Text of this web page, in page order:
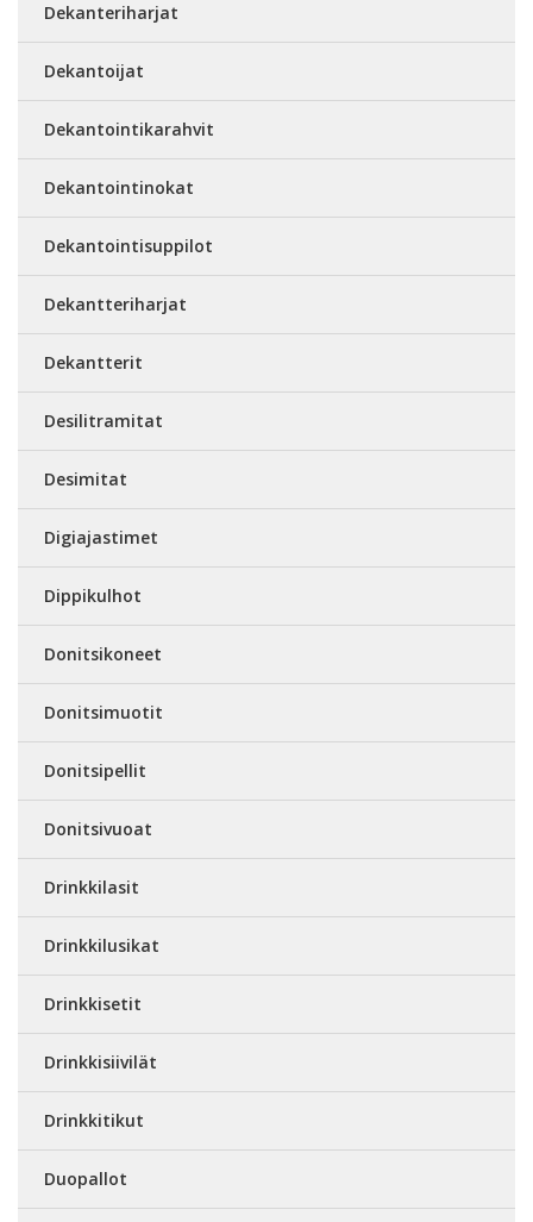
Dekanteriharjat
Dekantoijat
Dekantointikarahvit
Dekantointinokat
Dekantointisuppilot
Dekantteriharjat
Dekantterit
Desilitramitat
Desimitat
Digiajastimet
Dippikulhot
Donitsikoneet
Donitsimuotit
Donitsipellit
Donitsivuoat
Drinkkilasit
Drinkkilusikat
Drinkkisetit
Drinkkisiivilät
Drinkkitikut
Duopallot